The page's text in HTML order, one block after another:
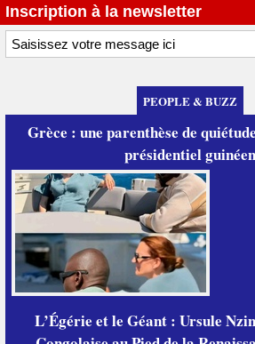
Inscription à la newsletter
PEOPLE & BUZZ
Grèce : une parenthèse de
présidentiel guinéen
L’Égérie et le Géant : Ursule